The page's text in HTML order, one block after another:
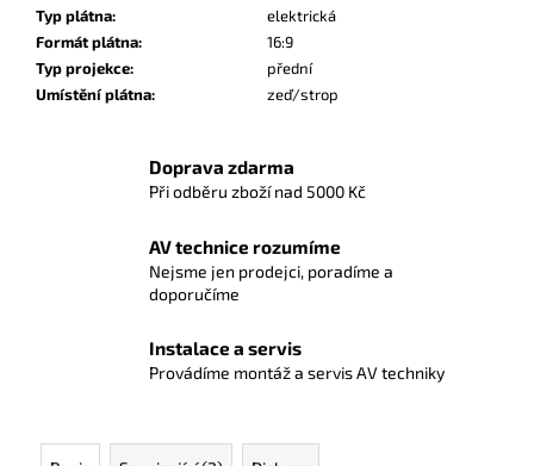
Typ plátna:
elektrická
Formát plátna:
16:9
Typ projekce:
přední
Umístění plátna: zeď/strop
Doprava zdarma
Při odběru zboží nad 5000 Kč
AV technice rozumíme
Nejsme jen prodejci, poradíme a
doporučíme
Instalace a servis
Provádíme montáž a servis AV techniky